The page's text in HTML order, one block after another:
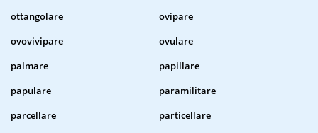
ottangolare
ovipare
ovovivipare
ovulare
palmare
papillare
papulare
paramilitare
parcellare
particellare